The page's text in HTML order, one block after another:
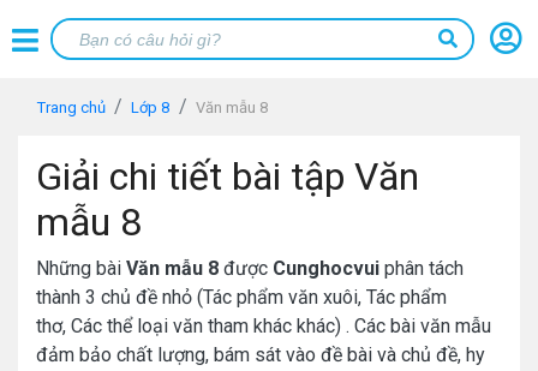
Trang chủ Lớp 8 Văn mẫu 8
Giải chi tiết bài tập Văn
mẫu 8
Những bài Văn mẫu 8 được Cunghocvui phân tách
thành 3 chủ đề nhỏ (Tác phẩm văn xuôi, Tác phẩm
thơ, Các thể loại văn tham khác khác) . Các bài văn mẫu
đảm bảo chất lượng, bám sát vào đề bài và chủ đề, hy